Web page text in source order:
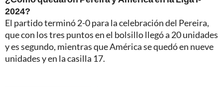
2024?
El partido terminó 2-0 para la celebración del Pereira,
que con los tres puntos en el bolsillo llegó a 20 unidades
y es segundo, mientras que América se quedó en nueve
unidades y en la casilla 17.